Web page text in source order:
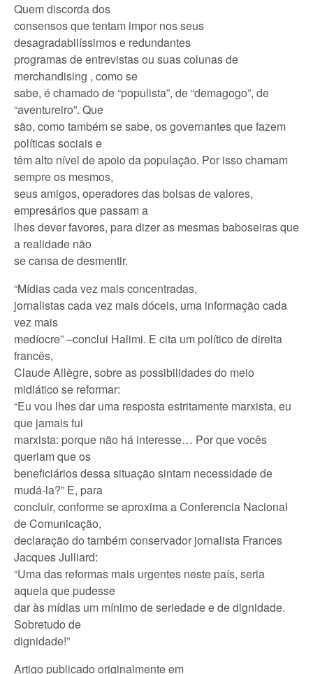
Quem discorda dos
consensos que tentam impor nos seus
desagradabilíssimos e redundantes
programas de entrevistas ou suas colunas de
merchandising , como se
sabe, é chamado de “populista”, de “demagogo”, de
“aventureiro”. Que
são, como também se sabe, os governantes que fazem
políticas sociais e
têm alto nível de apoio da população. Por isso chamam
sempre os mesmos,
seus amigos, operadores das bolsas de valores,
empresários que passam a
lhes dever favores, para dizer as mesmas baboseiras que
a realidade não
se cansa de desmentir.
“Mídias cada vez mais concentradas,
jornalistas cada vez mais dóceis, uma informação cada
vez mais
medíocre” –conclui Halimi. E cita um político de direita
francês,
Claude Allègre, sobre as possibilidades do meio
midiático se reformar:
“Eu vou lhes dar uma resposta estritamente marxista, eu
que jamais fui
marxista: porque não há interesse… Por que vocês
queriam que os
beneficiários dessa situação sintam necessidade de
mudá-la?” E, para
concluir, conforme se aproxima a Conferencia Nacional
de Comunicação,
declaração do também conservador jornalista Frances
Jacques Julliard:
“Uma das reformas mais urgentes neste país, seria
aquela que pudesse
dar às mídias um mínimo de seriedade e de dignidade.
Sobretudo de
dignidade!”
Artigo publicado originalmente em